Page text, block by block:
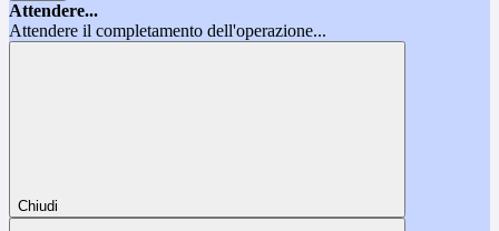
Attendere...
Attendere il completamento dell'operazione...
Chiudi